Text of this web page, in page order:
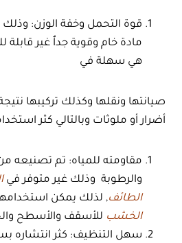
قوة التحمل وخفة الوزن:
مادة خام وقوية جداٌ غير
هي سهلة في
صيانتها ونقلها وكذلك تركيبها
أضرار أو ملوثات وبالتالي كثر
مقاومته للمياه: تم تصنيعه
والرطوبة وذلك غير متوفر في
الطائف, لذلك يمكن
الخشب للأسقف والأسطح
سهل التنظيف: كثر انتشاره